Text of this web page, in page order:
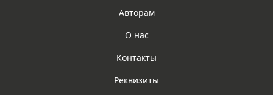
Авторам
О нас
Контакты
Реквизиты